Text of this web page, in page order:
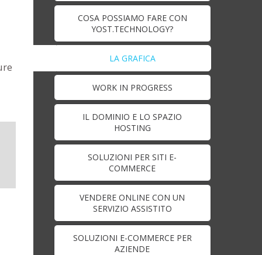
COSA POSSIAMO FARE CON
YOST.TECHNOLOGY?
LA GRAFICA
WORK IN PROGRESS
IL DOMINIO E LO SPAZIO
HOSTING
SOLUZIONI PER SITI E-
COMMERCE
VENDERE ONLINE CON UN
SERVIZIO ASSISTITO
SOLUZIONI E-COMMERCE PER
AZIENDE